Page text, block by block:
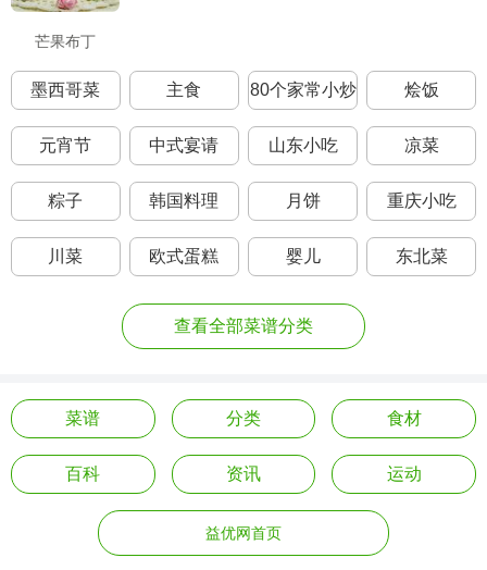
芒果布丁
墨西哥菜 主食 80个家常小炒 烩饭
元宵节 中式宴请 山东小吃 凉菜
粽子 韩国料理 月饼 重庆小吃
川菜 欧式蛋糕 婴儿 东北菜
查看全部菜谱分类
菜谱 分类 食材
百科 资讯 运动
益优网首页